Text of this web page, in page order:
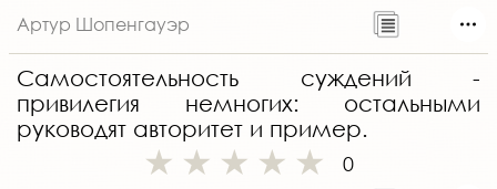
Артур Шопенгауэр
Самостоятельность суждений -
привилегия немногих: остальными
руководят авторитет и пример.
0